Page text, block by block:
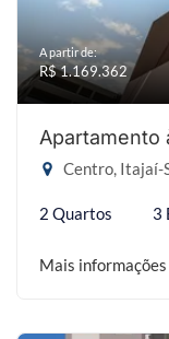
A partir de:
R$ 1.169.362
Apartamento
Centro, Itajaí-
2 Quartos 3
Mais informações